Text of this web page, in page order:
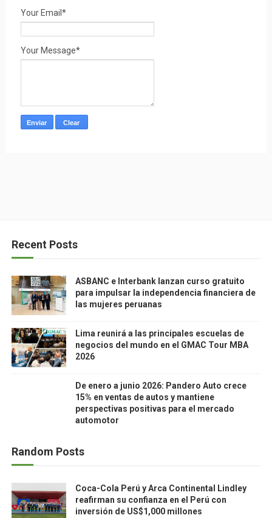
Your Email*
Your Message*
Recent Posts
ASBANC e Interbank lanzan curso gratuito
para impulsar la independencia financiera de
las mujeres peruanas
Lima reunirá a las principales escuelas de
negocios del mundo en el GMAC Tour MBA
2026
De enero a junio 2026: Pandero Auto crece
15% en ventas de autos y mantiene
perspectivas positivas para el mercado
automotor
Random Posts
Coca-Cola Perú y Arca Continental Lindley
reafirman su confianza en el Perú con
inversión de US$1,000 millones